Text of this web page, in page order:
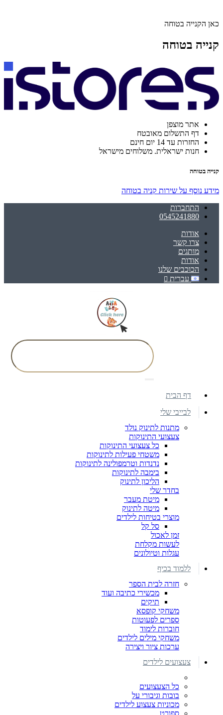
כאן הקנייה בטוחה
קנייה בטוחה
אתר מוצפן
דף התשלום מאובטח
החזרות עד 14 יום חינם
חנות ישראלית. משלוחים מישראל
קנייה בטוחה
מידע נוסף על שירות קניה בטוחה
התחברות
0545241880
אודות
צרו קשר
מותגים
אודות
הכוכבים שלנו
עברית
דף הבית
לבייבי שלי
מתנות לתינוק נולד
צעצועי התינוקות
כל צעצועי התינוקות
משטחי פעילות לתינוקות
נדנדות וטרמפולינה לתינוקות
בימבה לתינוקות
הליכון לתינוק
בחדר שלי
מיטת מעבר
מיטה לתינוק
מוצרי בטיחות לילדים
סל קל
זמן לאכול
לעשות מקלחת
עגלות וטיולונים
ללמוד בכיף
חזרה לבית הספר
מכשירי כתיבה ועוד
תיקים
משחקי קופסא
ספרים לפעוטות
חוברות לימוד
משחקי מילים לילדים
ערכות ציור ויצירה
צעצועים לילדים
כל הצעצועים
בובות וגיבורי על
מכוניות צעצוע לילדים
ספורט